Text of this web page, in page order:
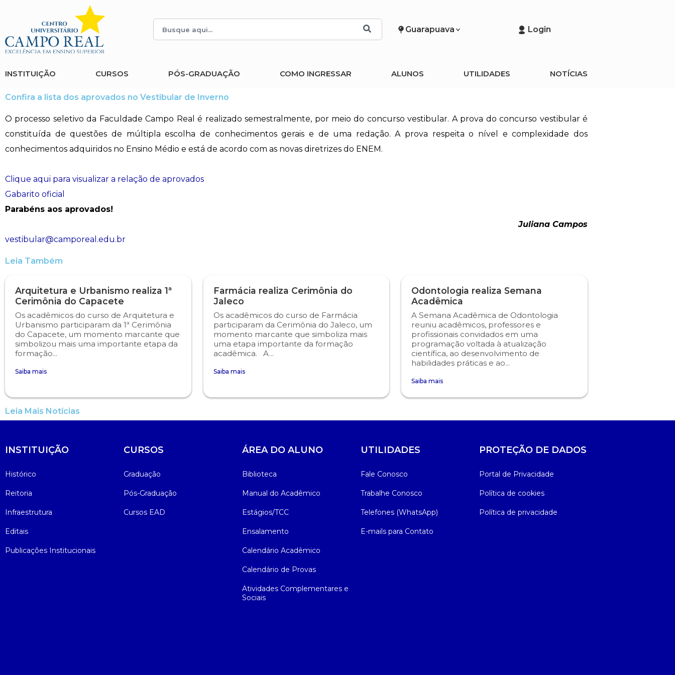
Guarapuava Login
INSTITUIÇÃO CURSOS PÓS-GRADUAÇÃO COMO INGRESSAR ALUNOS UTILIDADES NOTÍCIAS
Confira a lista dos aprovados no Vestibular de Inverno
O processo seletivo da Faculdade Campo Real é realizado semestralmente, por meio do concurso vestibular. A prova do concurso vestibular é
constituída de questões de múltipla escolha de conhecimentos gerais e de uma redação. A prova respeita o nível e complexidade dos
conhecimentos adquiridos no Ensino Médio e está de acordo com as novas diretrizes do ENEM.
Clique aqui para visualizar a relação de aprovados
Gabarito oficial
Parabéns aos aprovados!
Juliana Campos
vestibular@camporeal.edu.br
Leia Também
Arquitetura e Urbanismo realiza 1ª
Cerimônia do Capacete
Os acadêmicos do curso de Arquitetura e
Urbanismo participaram da 1ª Cerimônia
do Capacete, um momento marcante que
simbolizou mais uma importante etapa da
formação...
Saiba mais
Farmácia realiza Cerimônia do
Jaleco
Os acadêmicos do curso de Farmácia
participaram da Cerimônia do Jaleco, um
momento marcante que simboliza mais
uma etapa importante da formação
acadêmica. A...
Saiba mais
Odontologia realiza Semana
Acadêmica
A Semana Acadêmica de Odontologia
reuniu acadêmicos, professores e
profissionais convidados em uma
programação voltada à atualização
científica, ao desenvolvimento de
habilidades práticas e ao...
Saiba mais
Leia Mais Notícias
INSTITUIÇÃO
Histórico
Reitoria
Infraestrutura
Editais
Publicações Institucionais
CURSOS
Graduação
Pós-Graduação
Cursos EAD
ÁREA DO ALUNO
Biblioteca
Manual do Acadêmico
Estágios/TCC
Ensalamento
Calendário Acadêmico
Calendário de Provas
Atividades Complementares e
Sociais
UTILIDADES
Fale Conosco
Trabalhe Conosco
Telefones (WhatsApp)
E-mails para Contato
PROTEÇÃO DE DADOS
Portal de Privacidade
Política de cookies
Política de privacidade
Histórico
Editais
Publicações Institucionais
Administração
Ciências Contábeis
Engenharia Agronômica
Engenharia de Software
Engenharia Mecânica
Farmácia
Fisioterapia
Medicina
Medicina Veterinária
Nutrição
Odontologia
Psicologia
Publicidade e Propaganda
Vestibular de Inverno
2ª Via de Boleto
Biblioteca
Calendário Acadêmico
Carteirinha de Estudante
Ensalamento
Manual do Acadêmico
Manual de Formatura
Manual de Trabalhos Acadêmicos
Minha Biblioteca
Núcleo de Apoio Psicopedagógico
Ouvidoria
Plano de Ensino
Segunda Chamada
Seguro Escolar
Simulado Preparatório
Avalie a Campo Real
COLAP
Comissão de Ética no Uso de Animais
Diploma Digital
Editais
Infocampo
Intercampo
Logos Campo Real
NAPP e NAPC
Portal do Egresso
Portal do RH
Programa de Monitoria
Publicações Científicas
Revistas Campo Real